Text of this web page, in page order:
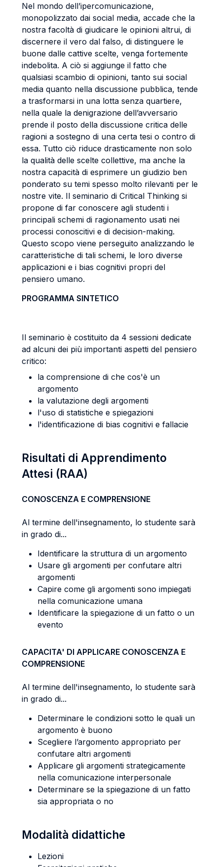
Nel mondo dell’ipercomunicazione,
monopolizzato dai social media, accade che la
nostra facoltà di giudicare le opinioni altrui, di
discernere il vero dal falso, di distinguere le
buone dalle cattive scelte, venga fortemente
indebolita. A ciò si aggiunge il fatto che
qualsiasi scambio di opinioni, tanto sui social
media quanto nella discussione pubblica, tende
a trasformarsi in una lotta senza quartiere,
nella quale la denigrazione dell’avversario
prende il posto della discussione critica delle
ragioni a sostegno di una certa tesi o contro di
essa. Tutto ciò riduce drasticamente non solo
la qualità delle scelte collettive, ma anche la
nostra capacità di esprimere un giudizio ben
ponderato su temi spesso molto rilevanti per le
nostre vite. Il seminario di Critical Thinking si
propone di far conoscere agli studenti i
principali schemi di ragionamento usati nei
processi conoscitivi e di decision-making.
Questo scopo viene perseguito analizzando le
caratteristiche di tali schemi, le loro diverse
applicazioni e i bias cognitivi propri del
pensiero umano.
PROGRAMMA SINTETICO
Il seminario è costituito da 4 sessioni dedicate
ad alcuni dei più importanti aspetti del pensiero
critico:
la comprensione di che cos'è un
argomento
la valutazione degli argomenti
l'uso di statistiche e spiegazioni
l'identificazione di bias cognitivi e fallacie
Risultati di Apprendimento
Attesi (RAA)
CONOSCENZA E COMPRENSIONE
Al termine dell'insegnamento, lo studente sarà
in grado di...
Identificare la struttura di un argomento
Usare gli argomenti per confutare altri
argomenti
Capire come gli argomenti sono impiegati
nella comunicazione umana
Identificare la spiegazione di un fatto o un
evento
CAPACITA' DI APPLICARE CONOSCENZA E
COMPRENSIONE
Al termine dell'insegnamento, lo studente sarà
in grado di...
Determinare le condizioni sotto le quali un
argomento è buono
Scegliere l’argomento appropriato per
confutare altri argomenti
Applicare gli argomenti strategicamente
nella comunicazione interpersonale
Determinare se la spiegazione di un fatto
sia appropriata o no
Modalità didattiche
Lezioni